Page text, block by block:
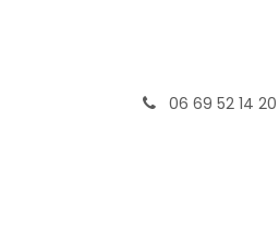
06 69 52 14 20